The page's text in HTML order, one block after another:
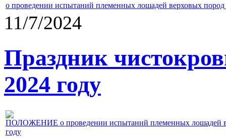
о проведении испытаний племенных лошадей верховых
11/7/2024
Праздник
2024 году
ПОЛОЖЕНИЕ о проведении испытаний племенных лошадей
году